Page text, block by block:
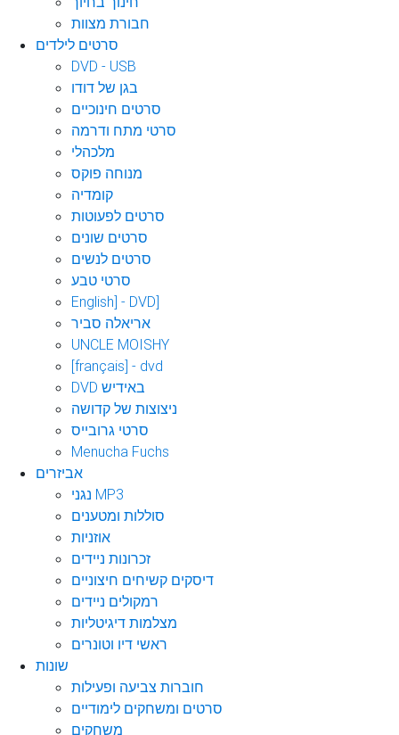
חבורת מצוות
סרטים לילדים
DVD - USB
בגן של דודו
סרטים חינוכיים
סרטי מתח ודרמה
מלכהלי
מנוחה פוקס
קומדיה
סרטים לפעוטות
סרטים שונים
סרטים לנשים
סרטי טבע
English] - DVD]
אריאלה סביר
UNCLE MOISHY
[français] - dvd
DVD באידיש
ניצוצות של קדושה
סרטי גרובייס
Menucha Fuchs
אביזרים
נגני MP3
סוללות ומטענים
אוזניות
זכרונות ניידים
דיסקים קשיחים חיצוניים
רמקולים ניידים
מצלמות דיגיטליות
ראשי דיו וטונרים
שונות
חוברות צביעה ופעילות
סרטים ומשחקים לימודיים
משחקים